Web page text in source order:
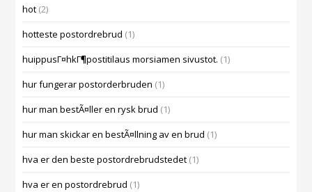
hot (2)
hotteste postordrebrud (1)
huippusГ¤hkГ¶postitilaus morsiamen sivustot. (1)
hur fungerar postorderbruden (1)
hur man bestÃ¤ller en rysk brud (1)
hur man skickar en bestÃ¤llning av en brud (1)
hva er den beste postordrebrudstedet (1)
hva er en postordrebrud (1)